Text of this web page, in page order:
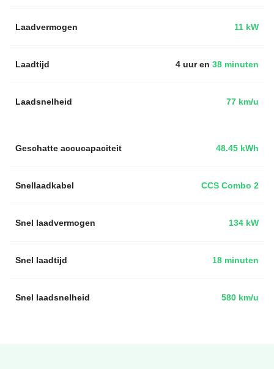
Laadvermogen 11 kW
Laadtijd 4 uur en 38 minuten
Laadsnelheid 77 km/u
48.45 kWh
Geschatte accucapaciteit
Snellaadkabel CCS Combo 2
Snel laadvermogen 134 kW
Snel laadtijd 18 minuten
Snel laadsnelheid 580 km/u